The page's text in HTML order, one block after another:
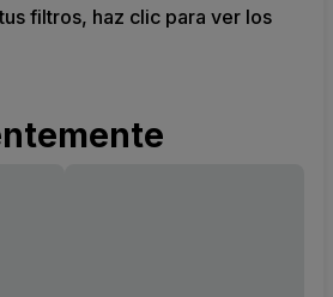
filtros, haz clic para ver los